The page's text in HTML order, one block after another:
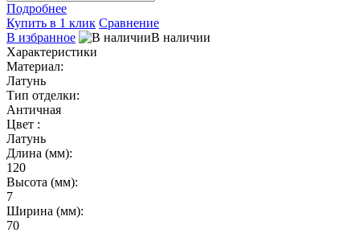
Подробнее
Купить в 1 клик Сравнение
В избранное
В наличии
Характеристики
Материал:
Латунь
Тип отделки:
Античная
Цвет :
Латунь
Длина (мм):
120
Высота (мм):
7
Ширина (мм):
70